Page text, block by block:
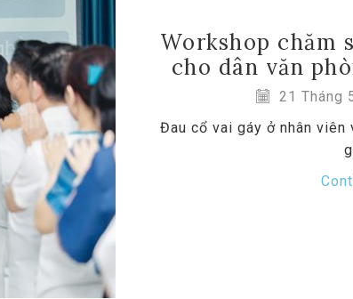
Workshop chăm
cho dân văn
21 Tháng
Đau cổ vai gáy ở nhân